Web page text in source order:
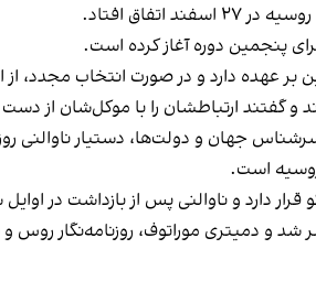
افتاد.
پنجمین دوره آغاز کرده است.
و در صورت انتخاب مجدد، از او پیشی گرفته و تا
و گفتند ارتباطشان را با موکل‌شان از دست
است.
شد و دمیتری موراتوف، روزنامه‌نگار